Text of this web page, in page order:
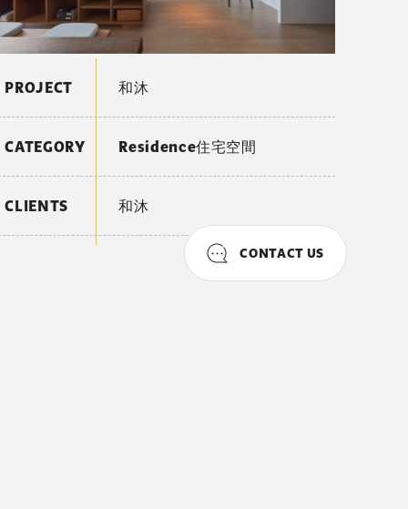
CONTACT US
PROJECT 和沐
CATEGORY Residence住宅空間
CLIENTS 和沐